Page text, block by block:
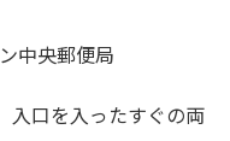
入口を入ったすぐの両